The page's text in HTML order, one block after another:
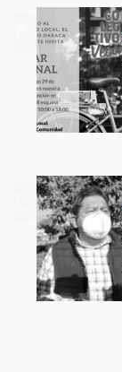
2
3